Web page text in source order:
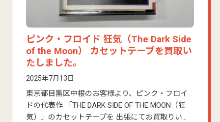
ピンク・フロイド 狂気（The Dark Side
of the Moon） カセットテープを買取い
たしました。
2025年7月13日
東京都目黒区中根のお客様より、ピンク・フロイ
ドの代表作 「THE DARK SIDE OF THE MOON（狂
気）」のカセットテープを 出張にてお買取りい…